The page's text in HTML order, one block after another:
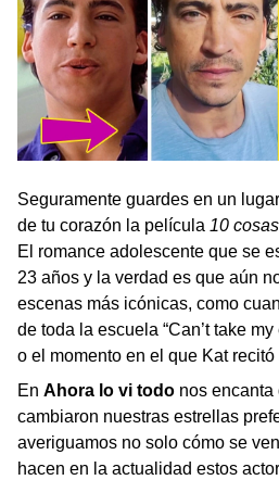
Seguramente guardes en un
de tu corazón la película 10
El romance adolescente que se
23 años y la verdad es que aún
escenas más icónicas, como
de toda la escuela “Can’t take
o el momento en el que Kat
En Ahora lo vi todo nos encanta
cambiaron nuestras estrellas
averiguamos no solo cómo se
hacen en la actualidad estos